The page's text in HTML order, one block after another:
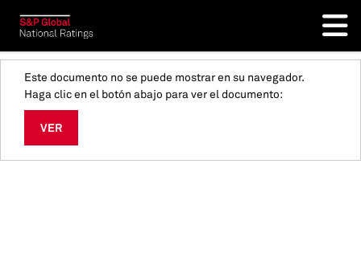
Este documento no se puede mostrar en su navegador.
Haga clic en el botón abajo para ver el documento:
VER